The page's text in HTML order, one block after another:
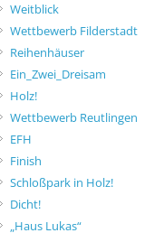
Weitblick
Wettbewerb Filderstadt
Reihenhäuser
Ein_Zwei_Dreisam
Holz!
Wettbewerb Reutlingen
EFH
Finish
Schloßpark in Holz!
Dicht!
„Haus Lukas“